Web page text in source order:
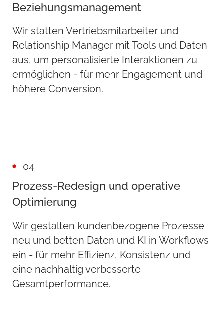
Beziehungsmanagement
Wir statten Vertriebsmitarbeiter und
Relationship Manager mit Tools und Daten
aus, um personalisierte Interaktionen zu
ermöglichen - für mehr Engagement und
höhere Conversion.
04
Prozess-Redesign und operative
Optimierung
Wir gestalten kundenbezogene Prozesse
neu und betten Daten und KI in Workflows
ein - für mehr Effizienz, Konsistenz und
eine nachhaltig verbesserte
Gesamtperformance.